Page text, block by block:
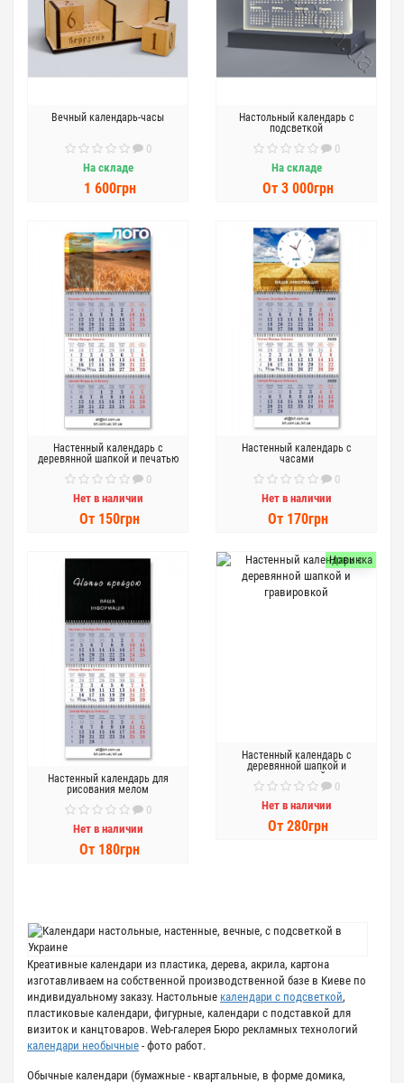
Вечный календарь-часы
0
На складе
1 600грн
Настольный календарь с
подсветкой
0
На складе
От 3 000грн
Настенный календарь с
деревянной шапкой и печатью
0
Нет в наличии
От 150грн
Настенный календарь с
часами
0
Нет в наличии
От 170грн
Настенный календарь для
рисования мелом
0
Нет в наличии
От 180грн
Новинка
Настенный календарь с
деревянной шапкой и
гравировкой
0
Нет в наличии
От 280грн
Креативные календари из пластика, дерева, акрила, картона
изготавливаем на собственной производственной базе в Киеве по
индивидуальному заказу. Настольные календари с подсветкой,
пластиковые календари, фигурные, календари с подставкой для
визиток и канцтоваров. Web-галерея Бюро рекламных технологий
календари необычные - фото работ.
Обычные календари (бумажные - квартальные, в форме домика,